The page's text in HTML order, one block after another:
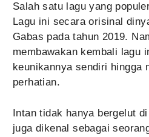
Salah satu lagu yang
Lagu ini secara orisinal
Gabas pada tahun 2019.
membawakan kembali lagu
keunikannya sendiri hingga
perhatian.
Intan tidak hanya bergelut
juga dikenal sebagai